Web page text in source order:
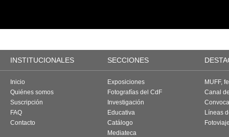
INSTITUCIONALES SECCIONES
Inicio
Quiénes somos
Suscripción
FAQ
Contacto
Exposiciones
Fotografías del CdF
Investigación
Educativa
Catálogo
Mediateca
MUFF,
Canal
Líneas